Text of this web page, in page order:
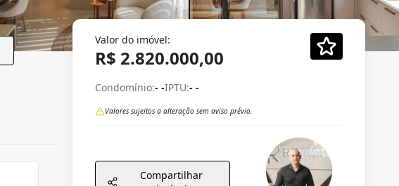
Valor do imóvel:
R$ 2.820.000,00
Condomínio:- -IPTU:- -
Valores sujeitos a alteração sem aviso prévio.
Compartilhar